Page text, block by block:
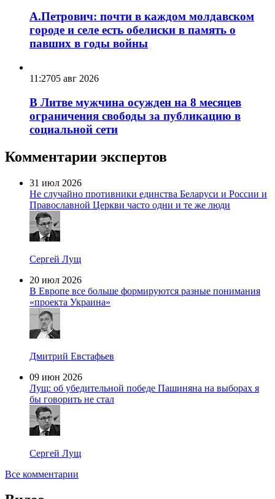
А.Петрович: почти в каждом молдавском
городе и селе есть обелиски в память о
павших в годы войны
11:2705 авг 2026
В Литве мужчина осужден на 8 месяцев
ограничения свободы за публикацию в
социальной сети
Комментарии экспертов
31 июл 2026
Не случайно противники единства Беларуси и России и
Православной Церкви часто одни и те же люди
Сергей Лущ
20 июл 2026
В Европе все больше формируются разные понимания
«проекта Украина»
Дмитрий Евстафьев
09 июн 2026
Лущ: об убедительной победе Пашиняна на выборах я
бы говорить не стал
Сергей Лущ
Все комментарии